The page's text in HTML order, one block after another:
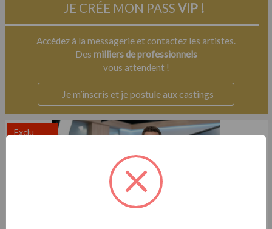
JE CRÉE MON PASSVIP !
Accédez à la messagerie et contactez les artistes.
Des milliers de professionnels
vous attendent !
Je m’inscris et je postule aux castings
Exclu